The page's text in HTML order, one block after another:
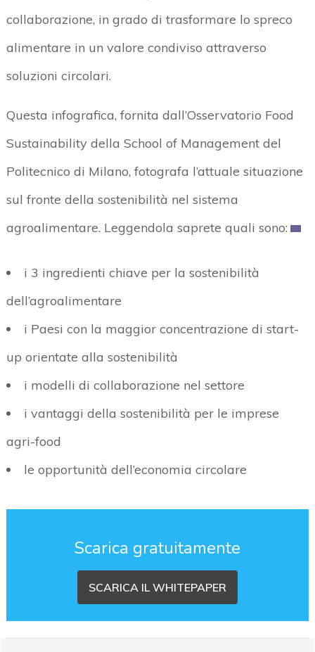
collaborazione, in grado di trasformare lo spreco
alimentare in un valore condiviso attraverso
soluzioni circolari.
Questa infografica, fornita dall’Osservatorio Food
Sustainability della School of Management del
Politecnico di Milano, fotografa l’attuale situazione
sul fronte della sostenibilità nel sistema
agroalimentare. Leggendola saprete quali sono:
i 3 ingredienti chiave per la sostenibilità
dell’agroalimentare
i Paesi con la maggior concentrazione di start-
up orientate alla sostenibilità
i modelli di collaborazione nel settore
i vantaggi della sostenibilità per le imprese
agri-food
le opportunità dell’economia circolare
Scarica gratuitamente
SCARICA IL WHITEPAPER